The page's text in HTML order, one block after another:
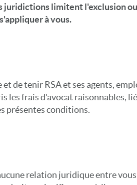
juridictions limitent l'exclusion
à vous.
de tenir RSA et ses agents,
les frais d'avocat raisonnables,
présentes conditions.
relation juridique entre vous